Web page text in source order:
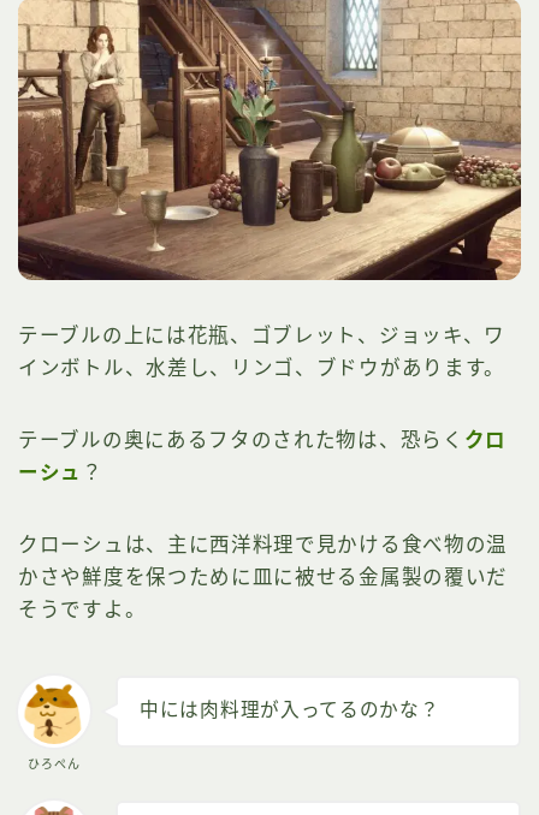
テーブルの上には花瓶、ゴブレット、ジョッキ、ワ
インボトル、水差し、リンゴ、ブドウがあります。
テーブルの奥にあるフタのされた物は、恐らく クロ
ーシュ ？
クローシュは、主に西洋料理で見かける食べ物の温
かさや鮮度を保つために皿に被せる金属製の覆いだ
そうですよ。
ひろぺん
中には肉料理が入ってるのかな？